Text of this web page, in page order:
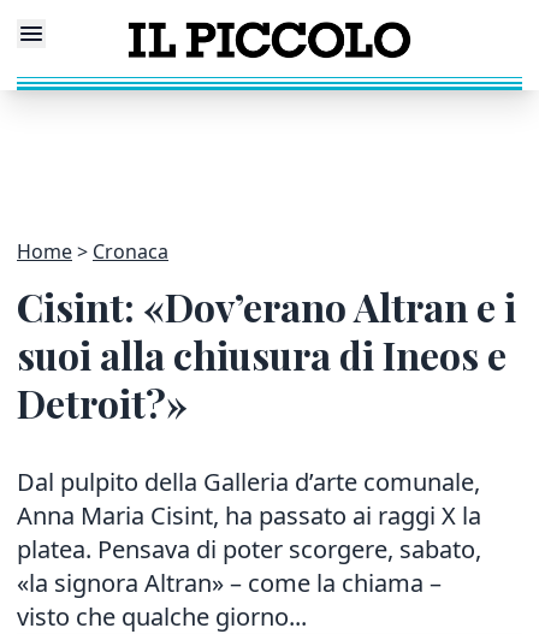
Home Cronaca
Cisint: «Dov’erano Altran e i
suoi alla chiusura di Ineos e
Detroit?»
Dal pulpito della Galleria d’arte comunale,
Anna Maria Cisint, ha passato ai raggi X la
platea. Pensava di poter scorgere, sabato,
«la signora Altran» – come la chiama –
visto che qualche giorno...